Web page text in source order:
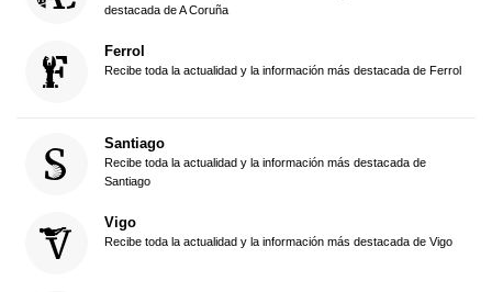
destacada de A Coruña
Ferrol
Recibe toda la actualidad y la información más destacada de Ferrol
Santiago
Recibe toda la actualidad y la información más destacada de
Santiago
Vigo
Recibe toda la actualidad y la información más destacada de Vigo